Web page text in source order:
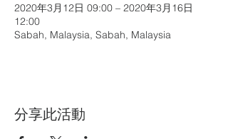
2020年3月12日 09:00 – 2020年3月16日
12:00
Sabah, Malaysia, Sabah, Malaysia
分享此活動